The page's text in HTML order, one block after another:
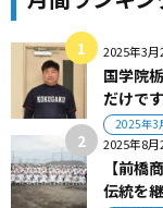
2025年3月
国学院
だけです
2025年3
2025年8月
【前橋
伝統を